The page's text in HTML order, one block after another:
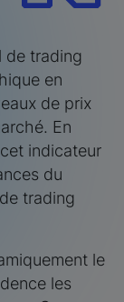
de trading
en
de prix
En
indicateur
du
trading
le
les